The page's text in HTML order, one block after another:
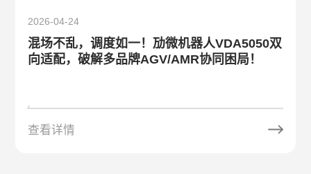
2026-04-24
混场不乱，调度如一！劢微机器人VDA5050双
向适配，破解多品牌AGV/AMR协同困局！
查看详情